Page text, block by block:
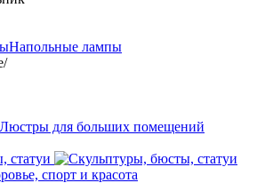
Напольные лампы
/
Люстры для больших помещений
статуи
спорт и красота